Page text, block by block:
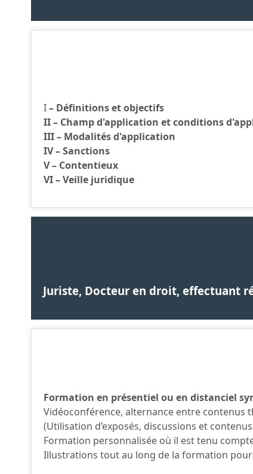
I– Définitions et objectifs
II – Champ d'application et conditions
III – Modalités d'application
IV – Sanctions
V – Contentieux
VI – Veille juridique
Juriste, Docteur en droit, effectuant
Formation en présentiel ou en distanciel
Vidéoconférence, alternance entre contenus
(Utilisation d’exposés, discussions et
Formation personnalisée où il est tenu
Illustrations tout au long de la formation